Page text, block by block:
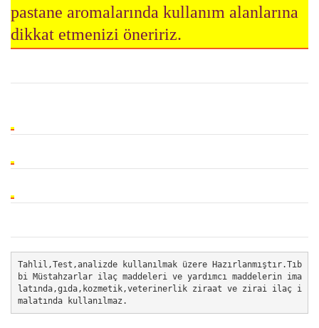
pastane aromalarında kullanım alanlarına
dikkat etmenizi öneririz.
Tahlil,Test,analizde kullanılmak üzere Hazırlanmıştır.Tıb
bi Müstahzarlar ilaç maddeleri ve yardımcı maddelerin ima
latında,gıda,kozmetik,veterinerlik ziraat ve zirai ilaç i
malatında kullanılmaz.